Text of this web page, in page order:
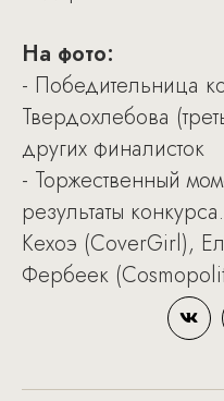
На фото:
- Победительница
Твердохлебова
других финалисток
- Торжественный
результаты
Кехоэ (CoverGirl),
Фербеек